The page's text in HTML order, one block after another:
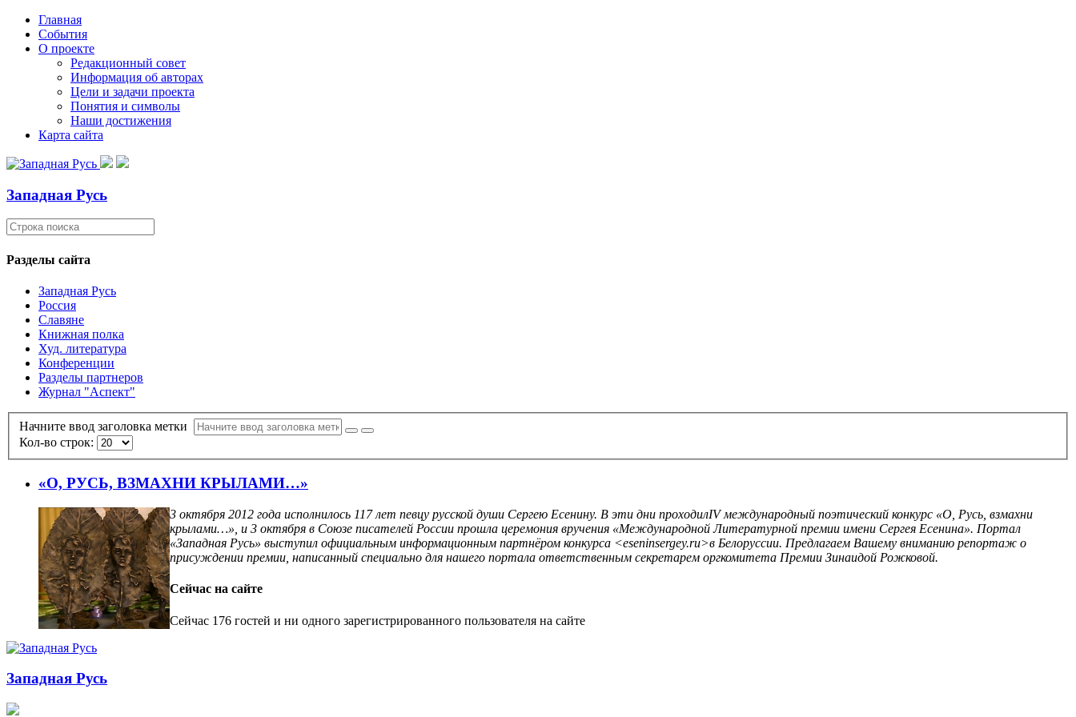
Главная
События
О проекте
Редакционный совет
Информация об авторах
Цели и задачи проекта
Понятия и символы
Наши достижения
Карта сайта
Западная Русь
Разделы сайта
Западная Русь
Россия
Славяне
Книжная полка
Худ. литература
Конференции
Разделы партнеров
Журнал "Аспект"
Начните ввод заголовка метки
Кол-во строк:
«О, РУСЬ, ВЗМАХНИ КРЫЛАМИ…»
3 октября 2012 года исполнилось 117 лет певцу русской души Сергею Есенину. В эти дни проходилIVмеждународный поэтический конкурс «О, Русь, взмахни
крылами…», и 3 октября в Союзе писателей России прошла церемония вручения «Международной Литературной премии имени Сергея Есенина». Портал
«Западная Русь» выступил официальным информационным партнёром конкурса <eseninsergey.ru>в Белоруссии. Предлагаем Вашему вниманию репортаж о
присуждении премии, написанный специально для нашего портала ответственным секретарем оргкомитета Премии Зинаидой Рожковой.
Сейчас на сайте
Сейчас 176 гостей и ни одного зарегистрированного пользователя на сайте
Западная Русь